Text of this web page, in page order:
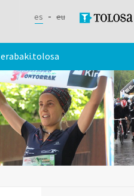
es eu
erabaki.tolosa